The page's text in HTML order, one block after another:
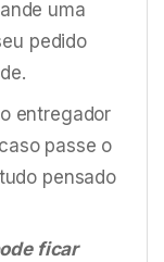
uma
pedido
entregador
passe o
pensado
ficar